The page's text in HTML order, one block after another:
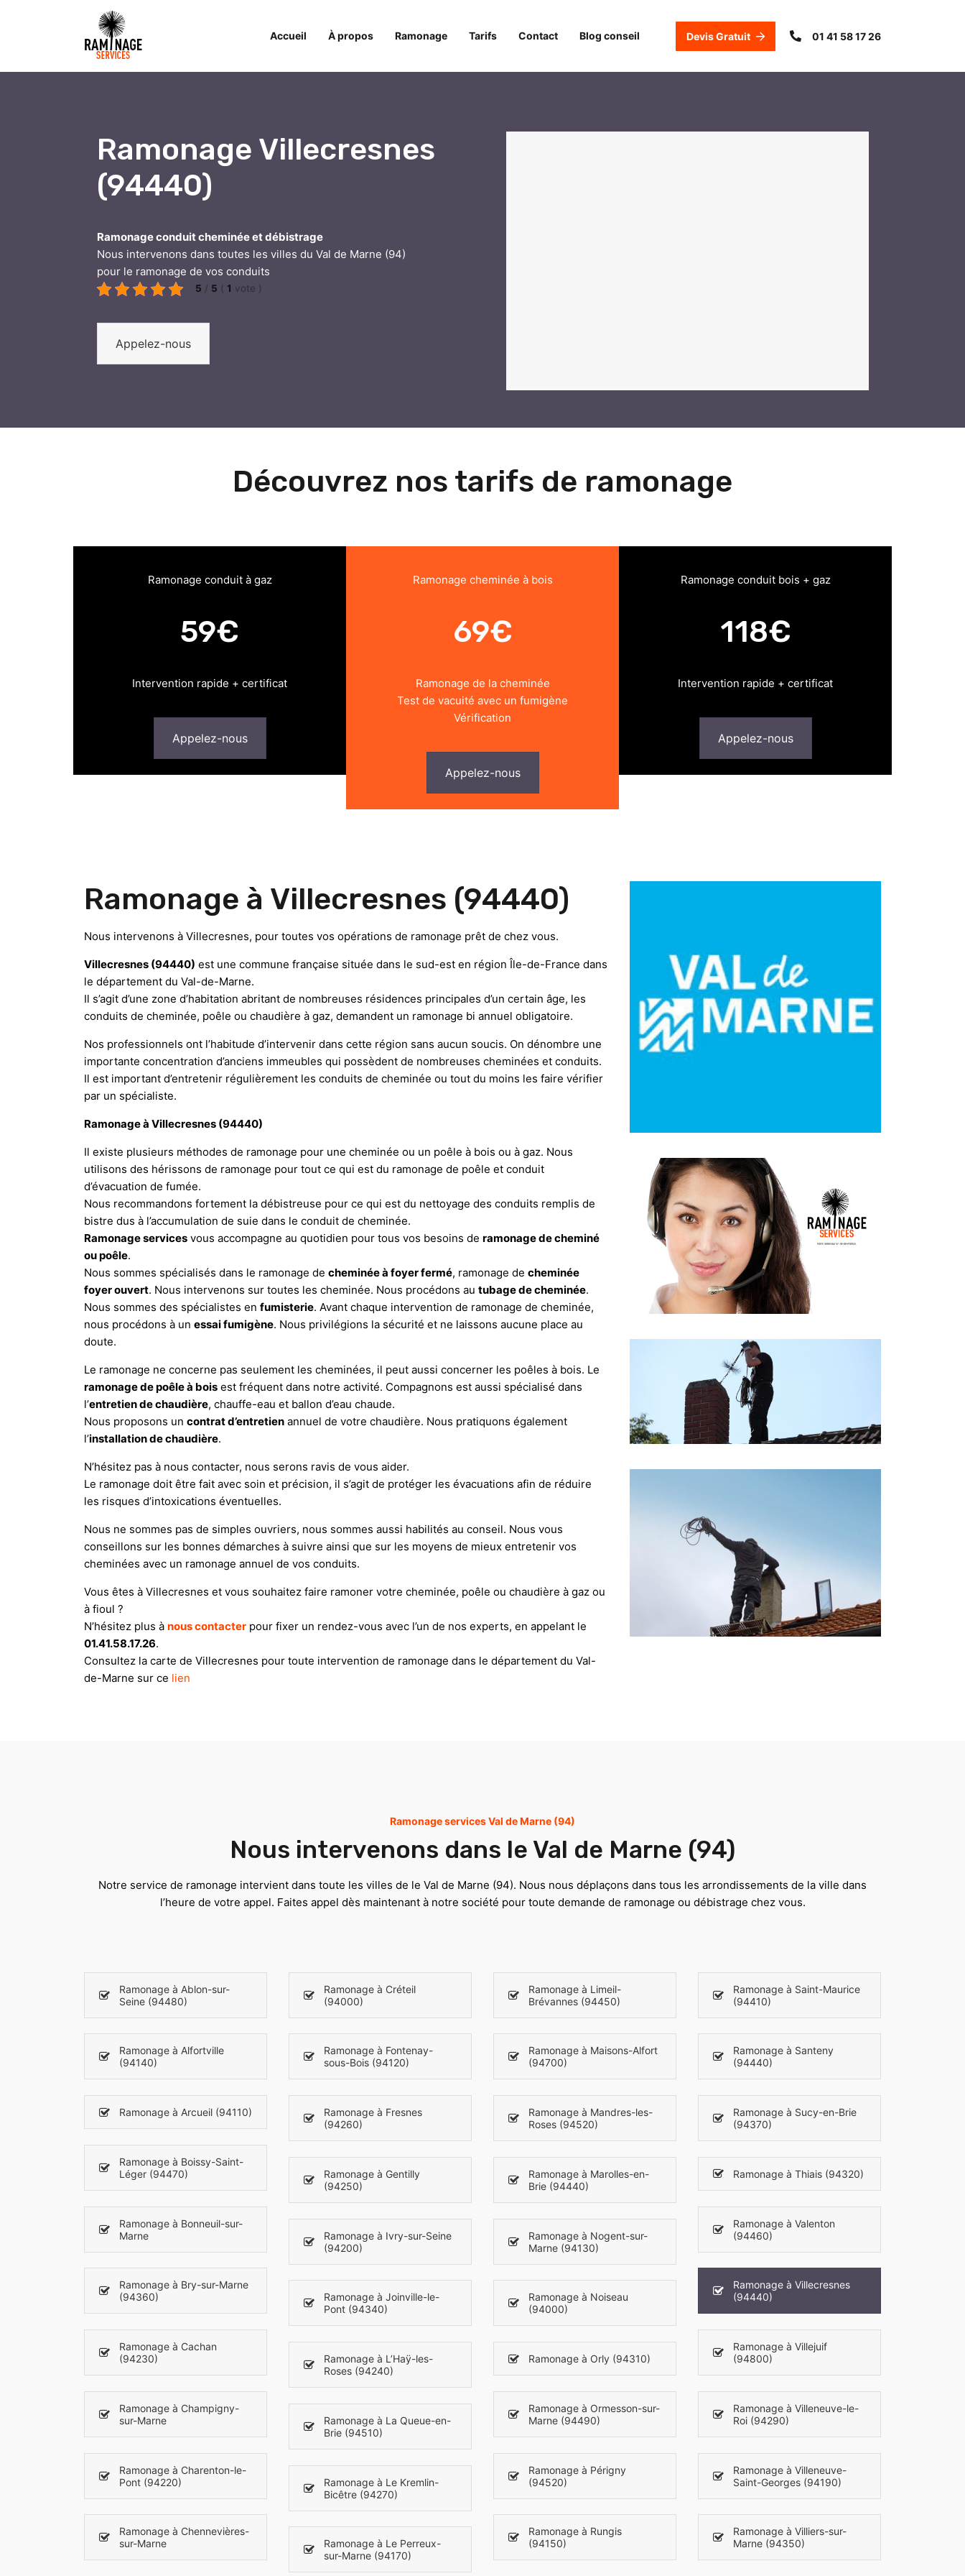
Accueil À propos Ramonage Tarifs Contact Blog conseil Devis Gratuit 01 41 58 17 26
Ramonage Villecresnes
(94440)
Ramonage conduit cheminée et débistrage
Nous intervenons dans toutes les villes du Val de Marne (94)
pour le ramonage de vos conduits
5 / 5 ( 1 vote )
Appelez-nous
Découvrez nos tarifs de ramonage
Ramonage conduit à gaz
59€
Intervention rapide + certificat
Appelez-nous
Ramonage cheminée à bois
69€
Ramonage de la cheminée
Test de vacuité avec un fumigène
Vérification
Appelez-nous
Ramonage conduit bois + gaz
118€
Intervention rapide + certificat
Appelez-nous
Ramonage à Villecresnes (94440)
Nous intervenons à Villecresnes, pour toutes vos opérations de ramonage prêt de chez vous.
Villecresnes (94440) est une commune française située dans le sud-est en région Île-de-France dans
le département du Val-de-Marne.
Il s’agit d’une zone d’habitation abritant de nombreuses résidences principales d’un certain âge, les
conduits de cheminée, poêle ou chaudière à gaz, demandent un ramonage bi annuel obligatoire.
Nos professionnels ont l’habitude d’intervenir dans cette région sans aucun soucis. On dénombre une
importante concentration d’anciens immeubles qui possèdent de nombreuses cheminées et conduits.
Il est important d’entretenir régulièrement les conduits de cheminée ou tout du moins les faire vérifier
par un spécialiste.
Ramonage à Villecresnes (94440)
Il existe plusieurs méthodes de ramonage pour une cheminée ou un poêle à bois ou à gaz. Nous
utilisons des hérissons de ramonage pour tout ce qui est du ramonage de poêle et conduit
d’évacuation de fumée.
Nous recommandons fortement la débistreuse pour ce qui est du nettoyage des conduits remplis de
bistre dus à l’accumulation de suie dans le conduit de cheminée.
Ramonage services vous accompagne au quotidien pour tous vos besoins de ramonage de cheminé
ou poêle.
Nous sommes spécialisés dans le ramonage de cheminée à foyer fermé, ramonage de cheminée
foyer ouvert. Nous intervenons sur toutes les cheminée. Nous procédons au tubage de cheminée.
Nous sommes des spécialistes en fumisterie. Avant chaque intervention de ramonage de cheminée,
nous procédons à un essai fumigène. Nous privilégions la sécurité et ne laissons aucune place au
doute.
Le ramonage ne concerne pas seulement les cheminées, il peut aussi concerner les poêles à bois. Le
ramonage de poêle à bois est fréquent dans notre activité. Compagnons est aussi spécialisé dans
l’entretien de chaudière, chauffe-eau et ballon d’eau chaude.
Nous proposons un contrat d’entretien annuel de votre chaudière. Nous pratiquons également
l’installation de chaudière.
N’hésitez pas à nous contacter, nous serons ravis de vous aider.
Le ramonage doit être fait avec soin et précision, il s’agit de protéger les évacuations afin de réduire
les risques d’intoxications éventuelles.
Nous ne sommes pas de simples ouvriers, nous sommes aussi habilités au conseil. Nous vous
conseillons sur les bonnes démarches à suivre ainsi que sur les moyens de mieux entretenir vos
cheminées avec un ramonage annuel de vos conduits.
Vous êtes à Villecresnes et vous souhaitez faire ramoner votre cheminée, poêle ou chaudière à gaz ou
à fioul ?
N’hésitez plus à nous contacter pour fixer un rendez-vous avec l’un de nos experts, en appelant le
01.41.58.17.26.
Consultez la carte de Villecresnes pour toute intervention de ramonage dans le département du Val-
de-Marne sur ce lien
Ramonage services Val de Marne (94)
Nous intervenons dans le Val de Marne (94)
Notre service de ramonage intervient dans toute les villes de le Val de Marne (94). Nous nous déplaçons dans tous les arrondissements de la ville dans
l’heure de votre appel. Faites appel dès maintenant à notre société pour toute demande de ramonage ou débistrage chez vous.
Ramonage à Ablon-sur-
Seine (94480)
Ramonage à Alfortville
(94140)
Ramonage à Arcueil (94110)
Ramonage à Boissy-Saint-
Léger (94470)
Ramonage à Bonneuil-sur-
Marne
Ramonage à Bry-sur-Marne
(94360)
Ramonage à Cachan
(94230)
Ramonage à Champigny-
sur-Marne
Ramonage à Charenton-le-
Pont (94220)
Ramonage à Chennevières-
sur-Marne
Ramonage à Créteil
(94000)
Ramonage à Fontenay-
sous-Bois (94120)
Ramonage à Fresnes
(94260)
Ramonage à Gentilly
(94250)
Ramonage à Ivry-sur-Seine
(94200)
Ramonage à Joinville-le-
Pont (94340)
Ramonage à L’Haÿ-les-
Roses (94240)
Ramonage à La Queue-en-
Brie (94510)
Ramonage à Le Kremlin-
Bicêtre (94270)
Ramonage à Le Perreux-
sur-Marne (94170)
Ramonage à Limeil-
Brévannes (94450)
Ramonage à Maisons-Alfort
(94700)
Ramonage à Mandres-les-
Roses (94520)
Ramonage à Marolles-en-
Brie (94440)
Ramonage à Nogent-sur-
Marne (94130)
Ramonage à Noiseau
(94000)
Ramonage à Orly (94310)
Ramonage à Ormesson-sur-
Marne (94490)
Ramonage à Périgny
(94520)
Ramonage à Rungis
(94150)
Ramonage à Saint-Maurice
(94410)
Ramonage à Santeny
(94440)
Ramonage à Sucy-en-Brie
(94370)
Ramonage à Thiais (94320)
Ramonage à Valenton
(94460)
Ramonage à Villecresnes
(94440)
Ramonage à Villejuif
(94800)
Ramonage à Villeneuve-le-
Roi (94290)
Ramonage à Villeneuve-
Saint-Georges (94190)
Ramonage à Villiers-sur-
Marne (94350)